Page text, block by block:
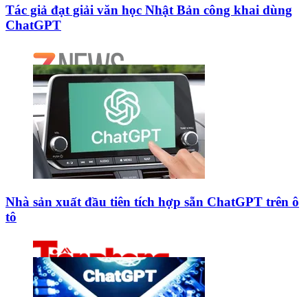
Tác giả đạt giải văn học Nhật Bản công khai dùng
ChatGPT
Nhà sản xuất đầu tiên tích hợp sẵn ChatGPT trên ô
tô